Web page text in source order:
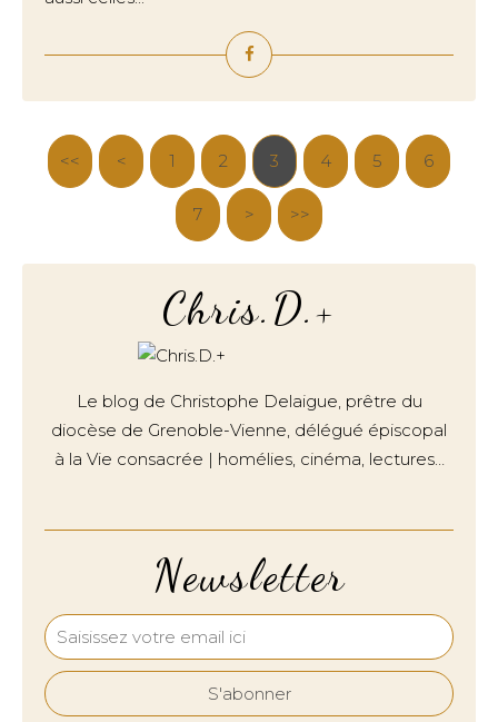
<< < 1 2 3 4 5 6
7 > >>
Newsletter
Chris.D.+
Le blog de Christophe Delaigue, prêtre du
diocèse de Grenoble-Vienne, délégué épiscopal
à la Vie consacrée | homélies, cinéma, lectures…